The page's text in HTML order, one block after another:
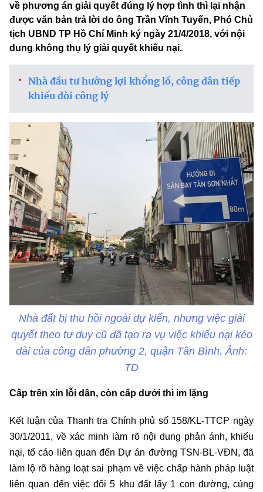
về phương án giải quyết đúng lý hợp tình thì lại nhận
được văn bản trả lời do ông Trần Vĩnh Tuyến, Phó Chủ
tịch UBND TP Hồ Chí Minh ký ngày 21/4/2018, với nội
dung không thụ lý giải quyết khiếu nại.
Nhà đầu tư hưởng lợi khổng lồ, công dân tiếp
khiếu đòi công lý
Nhà đất bị thu hồi ngoài dự kiến, nhưng việc giải
quyết theo tư duy cũ đã tạo ra vụ việc khiếu nại kéo
dài của công dân phường 2, quận Tân Bình. Ảnh:
TD
Cấp trên xin lỗi dân, còn cấp dưới thì im lặng
Kết luận của Thanh tra Chính phủ số 158/KL-TTCP ngày
30/1/2011, về xác minh làm rõ nội dung phản ánh, khiếu
nại, tố cáo liên quan đến Dự án đường TSN-BL-VĐN, đã
làm lộ rõ hàng loạt sai phạm về việc chấp hành pháp luật
liên quan đến việc đổi 5 khu đất lấy 1 con đường, cùng